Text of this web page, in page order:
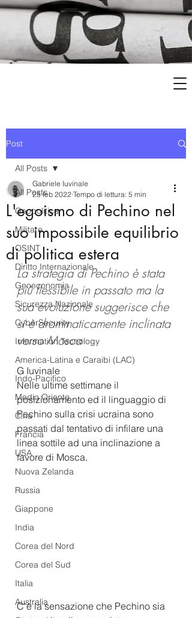
Post
All Posts
Geopolitica
Militare
OSINT
Diritto Internazionale
Geoeconomia
Sicurezza Nazionale
CyberSecurity
Information Tecnology
America-Latina e Caraibi (LAC)
Indo-Pacifico
Medio Oriente
Cina
Francia
USA
Nuova Zelanda
Russia
Giappone
India
Corea del Nord
Corea del Sud
Italia
Australia
All Posts
L'egoismo di Pechino nel
suo impossibile equilibrio
di politica estera
Gabriele Iuvinale
25 feb 2022 Tempo di lettura: 5 min
La strategia di Pechino è stata
più flessibile in passato ma la
sua evoluzione suggerisce che
si è drammaticamente inclinata
verso Mosca
G Iuvinale
Nelle ultime settimane il
posizionamento ed il linguaggio di
Pechino sulla crisi ucraina sono
passati dal tentativo di infilare una
linea sottile ad una inclinazione a
favore di Mosca.
C'è la sensazione che Pechino sia